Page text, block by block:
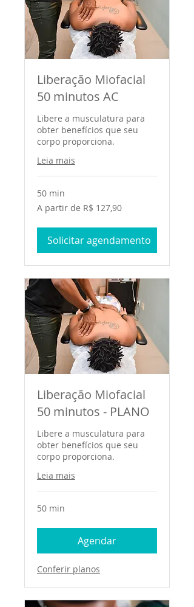
Liberação Miofacial
50 minutos AC
Libere a musculatura para
obter benefícios que seu
corpo proporciona.
Leia mais
50 min
A
partir
brasileiros
A partir de R$ 127,90
Solicitar agendamento
Liberação Miofacial
50 minutos - PLANO
Libere a musculatura para
obter benefícios que seu
corpo proporciona.
Leia mais
50 min
Agendar
Conferir planos